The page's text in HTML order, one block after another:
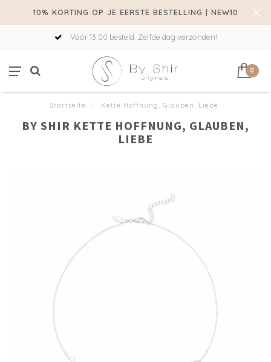
10% KORTING OP JE EERSTE BESTELLING | NEW10
Vóór 13:00 besteld. Zelfde dag verzonden!
0
Startseite / Kette Hoffnung, Glauben, Liebe
BY SHIR KETTE HOFFNUNG, GLAUBEN,
LIEBE